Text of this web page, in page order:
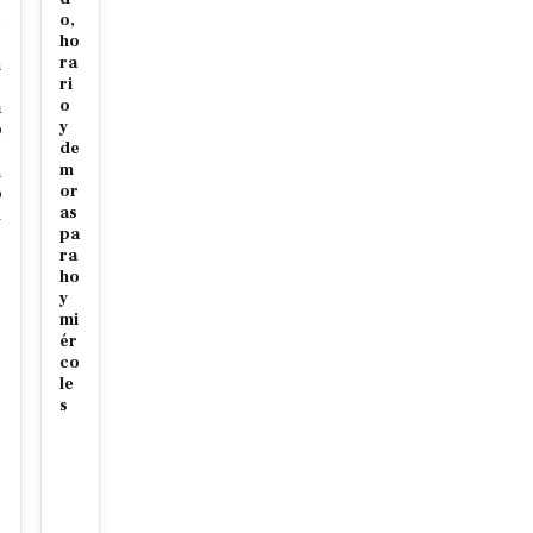
o,
ho
ra
ri
o
y
de
m
or
as
pa
ra
ho
y
mi
ér
co
le
s